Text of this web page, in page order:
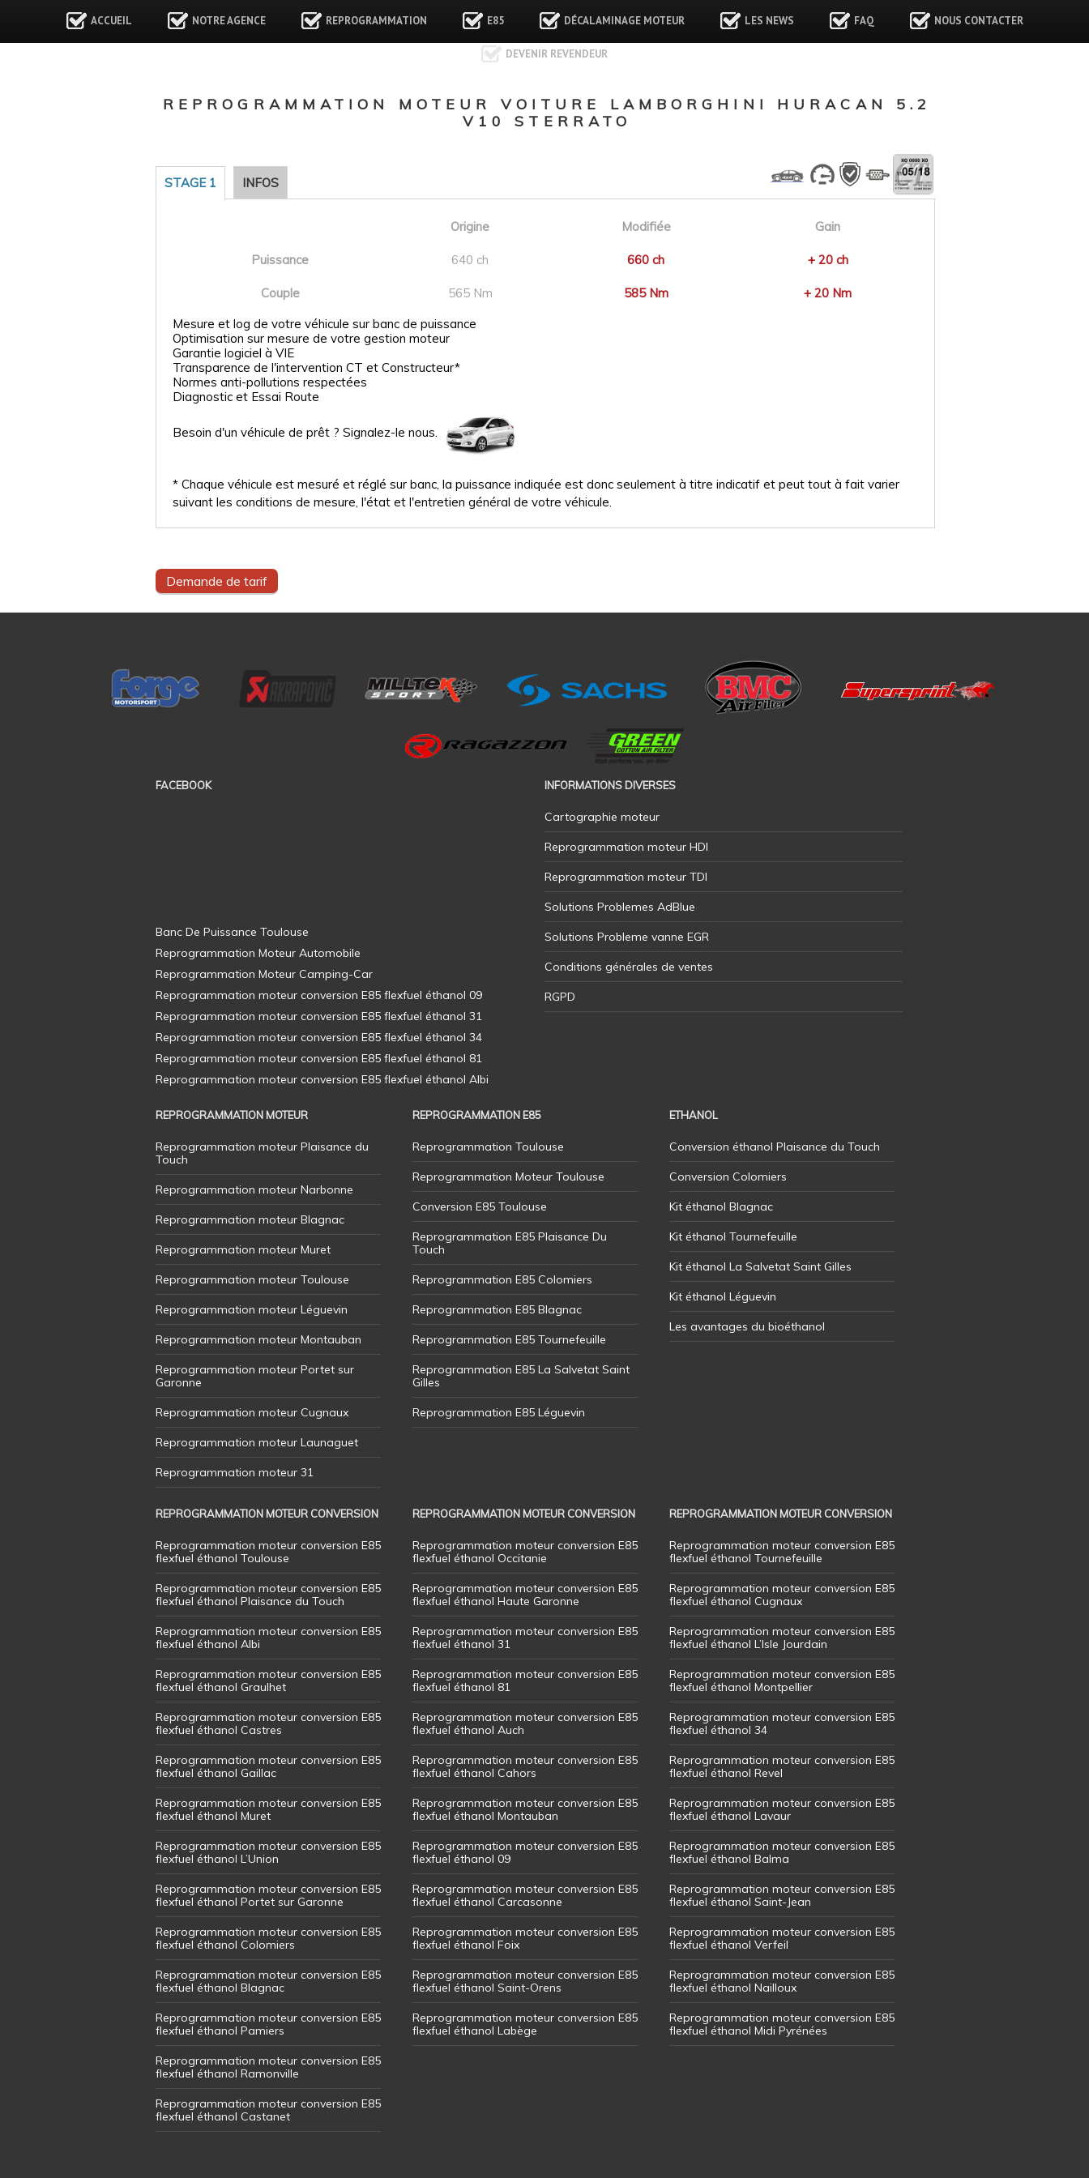
ACCUEIL NOTRE AGENCE REPROGRAMMATION E85 DÉCALAMINAGE MOTEUR LES NEWS FAQ NOUS CONTACTER
DEVENIR REVENDEUR
REPROGRAMMATION MOTEUR VOITURE LAMBORGHINI HURACAN 5.2
V10 STERRATO
STAGE 1 INFOS
Origine Modifiée Gain
Puissance 640 ch 660 ch + 20 ch
Couple 565 Nm 585 Nm
+ 20 Nm
Mesure et log de votre véhicule sur banc de puissance
Optimisation sur mesure de votre gestion moteur
Garantie logiciel à VIE
Transparence de l'intervention CT et Constructeur*
Normes anti-pollutions respectées
Diagnostic et Essai Route
Besoin d'un véhicule de prêt ? Signalez-le nous.
* Chaque véhicule est mesuré et réglé sur banc, la puissance indiquée est donc seulement à titre indicatif et peut tout à fait varier
suivant les conditions de mesure, l'état et l'entretien général de votre véhicule.
Demande de tarif
FACEBOOK INFORMATIONS DIVERSES
Cartographie moteur
Reprogrammation moteur HDI
Reprogrammation moteur TDI
Solutions Problemes AdBlue
Solutions Probleme vanne EGR
Conditions générales de ventes
RGPD
REPROGRAMMATION MOTEUR
Reprogrammation moteur Plaisance du
Touch
Reprogrammation moteur Narbonne
Reprogrammation moteur Blagnac
Reprogrammation moteur Muret
Reprogrammation moteur Toulouse
Reprogrammation moteur Léguevin
Reprogrammation moteur Montauban
Reprogrammation moteur Portet sur
Garonne
Reprogrammation moteur Cugnaux
Reprogrammation moteur Launaguet
Reprogrammation moteur 31
REPROGRAMMATION E85
Reprogrammation Toulouse
Reprogrammation Moteur Toulouse
Conversion E85 Toulouse
Reprogrammation E85 Plaisance Du
Touch
Reprogrammation E85 Colomiers
Reprogrammation E85 Blagnac
Reprogrammation E85 Tournefeuille
Reprogrammation E85 La Salvetat Saint
Gilles
Reprogrammation E85 Léguevin
ETHANOL
Conversion éthanol Plaisance du Touch
Conversion Colomiers
Kit éthanol Blagnac
Kit éthanol Tournefeuille
Kit éthanol La Salvetat Saint Gilles
Kit éthanol Léguevin
Les avantages du bioéthanol
REPROGRAMMATION MOTEUR CONVERSION
Reprogrammation moteur conversion E85
flexfuel éthanol Toulouse
Reprogrammation moteur conversion E85
flexfuel éthanol Plaisance du Touch
Reprogrammation moteur conversion E85
flexfuel éthanol Albi
Reprogrammation moteur conversion E85
flexfuel éthanol Graulhet
Reprogrammation moteur conversion E85
flexfuel éthanol Castres
Reprogrammation moteur conversion E85
flexfuel éthanol Gaillac
Reprogrammation moteur conversion E85
flexfuel éthanol Muret
Reprogrammation moteur conversion E85
flexfuel éthanol L’Union
Reprogrammation moteur conversion E85
flexfuel éthanol Portet sur Garonne
Reprogrammation moteur conversion E85
flexfuel éthanol Colomiers
Reprogrammation moteur conversion E85
flexfuel éthanol Blagnac
Reprogrammation moteur conversion E85
flexfuel éthanol Pamiers
Reprogrammation moteur conversion E85
flexfuel éthanol Ramonville
Reprogrammation moteur conversion E85
flexfuel éthanol Castanet
REPROGRAMMATION MOTEUR CONVERSION
Reprogrammation moteur conversion E85
flexfuel éthanol Occitanie
Reprogrammation moteur conversion E85
flexfuel éthanol Haute Garonne
Reprogrammation moteur conversion E85
flexfuel éthanol 31
Reprogrammation moteur conversion E85
flexfuel éthanol 81
Reprogrammation moteur conversion E85
flexfuel éthanol Auch
Reprogrammation moteur conversion E85
flexfuel éthanol Cahors
Reprogrammation moteur conversion E85
flexfuel éthanol Montauban
Reprogrammation moteur conversion E85
flexfuel éthanol 09
Reprogrammation moteur conversion E85
flexfuel éthanol Carcasonne
Reprogrammation moteur conversion E85
flexfuel éthanol Foix
Reprogrammation moteur conversion E85
flexfuel éthanol Saint-Orens
Reprogrammation moteur conversion E85
flexfuel éthanol Labège
REPROGRAMMATION MOTEUR CONVERSION
Reprogrammation moteur conversion E85
flexfuel éthanol Tournefeuille
Reprogrammation moteur conversion E85
flexfuel éthanol Cugnaux
Reprogrammation moteur conversion E85
flexfuel éthanol L’Isle Jourdain
Reprogrammation moteur conversion E85
flexfuel éthanol Montpellier
Reprogrammation moteur conversion E85
flexfuel éthanol 34
Reprogrammation moteur conversion E85
flexfuel éthanol Revel
Reprogrammation moteur conversion E85
flexfuel éthanol Lavaur
Reprogrammation moteur conversion E85
flexfuel éthanol Balma
Reprogrammation moteur conversion E85
flexfuel éthanol Saint-Jean
Reprogrammation moteur conversion E85
flexfuel éthanol Verfeil
Reprogrammation moteur conversion E85
flexfuel éthanol Nailloux
Reprogrammation moteur conversion E85
flexfuel éthanol Midi Pyrénées
Banc De Puissance Toulouse
Reprogrammation Moteur Automobile
Reprogrammation Moteur Camping-Car
Reprogrammation moteur conversion E85 flexfuel éthanol 09
Reprogrammation moteur conversion E85 flexfuel éthanol 31
Reprogrammation moteur conversion E85 flexfuel éthanol 34
Reprogrammation moteur conversion E85 flexfuel éthanol 81
Reprogrammation moteur conversion E85 flexfuel éthanol Albi